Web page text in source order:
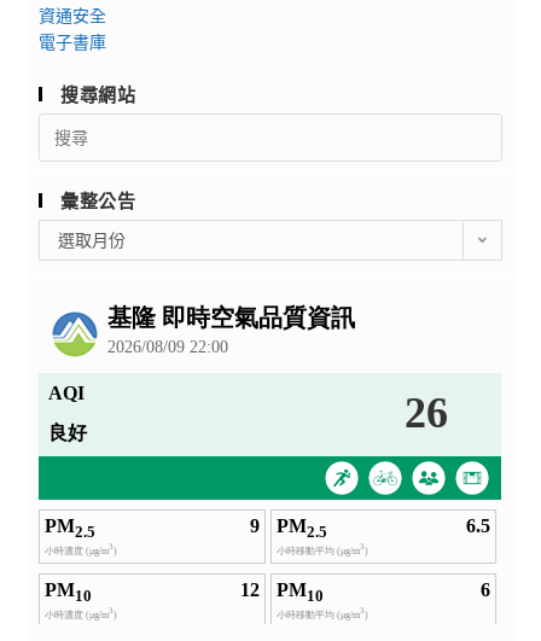
資通安全
電子書庫
搜尋網站
Search
for:
彙整公告
整
選取月份